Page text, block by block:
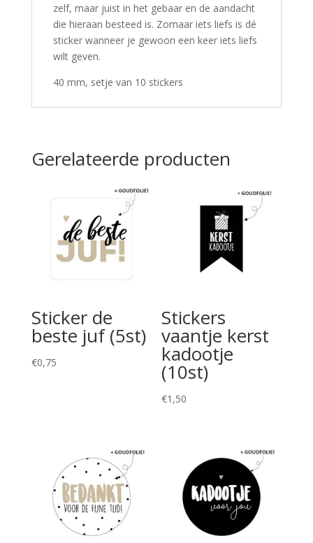
zelf, maar juist in het gebaar en de aandacht
die hieraan besteed is. Zomaar iets liefs is dé
sticker wanneer je gewoon een keer iets liefs
wilt geven.
40 mm, setje van 10 stickers
Gerelateerde producten
Sticker de
beste juf (5st)
€0,75
Stickers
vaantje kerst
kadootje
(10st)
€1,50